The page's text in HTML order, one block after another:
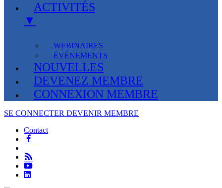
ACTIVITÉS
▼
WEBINAIRES
ÉVÉNEMENTS
NOUVELLES
DEVENEZ MEMBRE
CONNEXION MEMBRE
SE CONNECTER DEVENIR MEMBRE
Contact